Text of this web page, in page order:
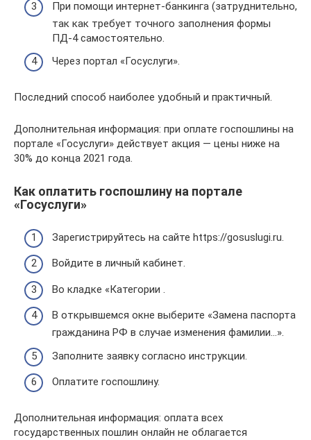
При помощи интернет-банкинга (затруднительно,
так как требует точного заполнения формы
ПД-4 самостоятельно.
Через портал «Госуслуги».
Последний способ наиболее удобный и практичный.
Дополнительная информация: при оплате госпошлины на
портале «Госуслуги» действует акция — цены ниже на
30% до конца 2021 года.
Как оплатить госпошлину на портале
«Госуслуги»
Зарегистрируйтесь на сайте https://gosuslugi.ru.
Войдите в личный кабинет.
Во кладке «Категории .
В открывшемся окне выберите «Замена паспорта
гражданина РФ в случае изменения фамилии…».
Заполните заявку согласно инструкции.
Оплатите госпошлину.
Дополнительная информация: оплата всех
государственных пошлин онлайн не облагается